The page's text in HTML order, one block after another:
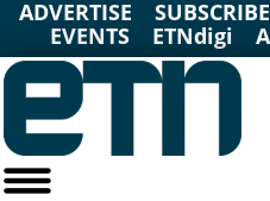
ADVERTISE SUBSCRIBE
EVENTS
ETNdigi